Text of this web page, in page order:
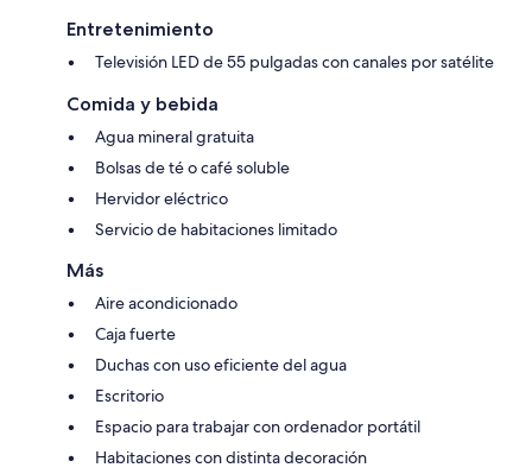
Entretenimiento
Televisión LED de 55 pulgadas con canales por satélite
Comida y bebida
Agua mineral gratuita
Bolsas de té o café soluble
Hervidor eléctrico
Servicio de habitaciones limitado
Más
Aire acondicionado
Caja fuerte
Duchas con uso eficiente del agua
Escritorio
Espacio para trabajar con ordenador portátil
Habitaciones con distinta decoración